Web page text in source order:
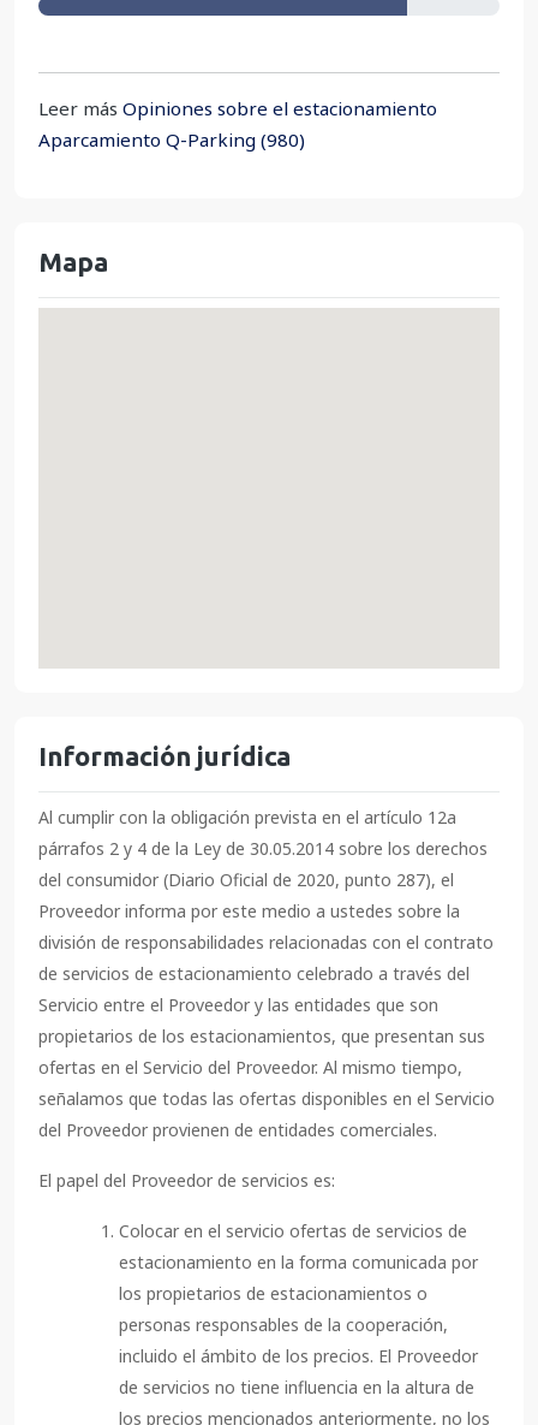
Leer más Opiniones sobre el estacionamiento
Aparcamiento Q-Parking (980)
Mapa
Información jurídica
Al cumplir con la obligación prevista en el artículo 12a
párrafos 2 y 4 de la Ley de 30.05.2014 sobre los derechos
del consumidor (Diario Oficial de 2020, punto 287), el
Proveedor informa por este medio a ustedes sobre la
división de responsabilidades relacionadas con el contrato
de servicios de estacionamiento celebrado a través del
Servicio entre el Proveedor y las entidades que son
propietarios de los estacionamientos, que presentan sus
ofertas en el Servicio del Proveedor. Al mismo tiempo,
señalamos que todas las ofertas disponibles en el Servicio
del Proveedor provienen de entidades comerciales.
El papel del Proveedor de servicios es:
Colocar en el servicio ofertas de servicios de
estacionamiento en la forma comunicada por
los propietarios de estacionamientos o
personas responsables de la cooperación,
incluido el ámbito de los precios. El Proveedor
de servicios no tiene influencia en la altura de
los precios mencionados anteriormente, no los